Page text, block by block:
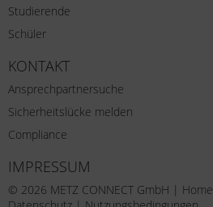
Studierende
Schüler
KONTAKT
Ansprechpartnersuche
Sicherheitslücke melden
Compliance
IMPRESSUM
© 2026 METZ CONNECT GmbH | Home